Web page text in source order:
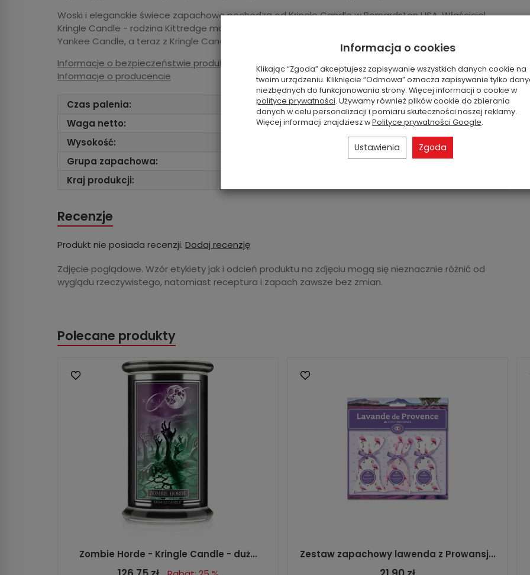
Woski i eleganckie świece zapachowe pochodzą od Kringle Candle w Bernardston USA. Właściciel
Kringle Candle - rodzina Kittredge ma wieloletnie doświadczenie w produkcji świec, najpierw z
Yankee Candle, a teraz z Kringle Candle i Country Candle.
Informacje o bezpieczeństwie produktu
Informacje o producencie
Czas palenia:
do 6x12 godzin
Waga netto:
64 gram
Wysokość:
2,5 cm
Grupa zapachowa:
słodki
Kraj produkcji:
Recenzje
Produkt nie posiada recenzji. Dodaj recenzję
Zdjęcie poglądowe. Wzór etykiety jak i odcień produktu na zdjęciu mogą się nieznacznie różnić od
wyglądu rzeczywistego, natomiast receptura i zapach zawsze bez zmian.
Polecane produkty
Zombie Horde - Kringle Candle - duż... Zestaw zapachowy lawenda z Prowansj...
Informacja o cookies
Klikając “Zgoda” akceptujesz zapisywanie wszystkich danych cookie na
twoim urządzeniu. Kliknięcie “Odmowa” oznacza zapisywanie tylko
niezbędnych do funkcjonowania strony. Więcej informacji o cookie w
polityce prywatności. Używamy również plików cookie do zbierania
danych w celu personalizacji i pomiaru skuteczności naszej reklamy.
Więcej informacji znajdziesz wPolityce prywatności Google.
Ustawienia Zgoda